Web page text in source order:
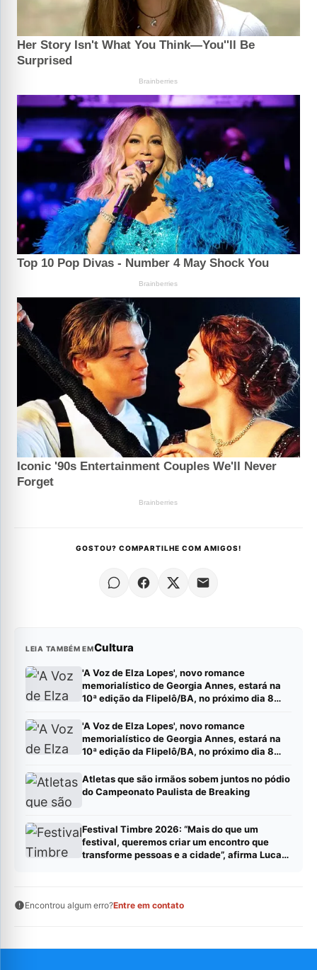
GOSTOU? COMPARTILHE COM AMIGOS!
LEIA TAMBÉM EMCultura
'A Voz de Elza Lopes', novo romance
memorialístico de Georgia Annes, estará na
10ª edição da Flipelô/BA, no próximo dia 8
'A Voz de Elza Lopes', novo romance
memorialístico de Georgia Annes, estará na
10ª edição da Flipelô/BA, no próximo dia 8
Atletas que são irmãos sobem juntos no pódio
do Campeonato Paulista de Breaking
Festival Timbre 2026: “Mais do que um
festival, queremos criar um encontro que
transforme pessoas e a cidade”, afirma Lucas
Encontrou algum erro?Entre em contato